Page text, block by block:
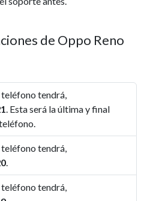
de Oppo Reno
tendrá,
. Esta será la última y final
tendrá,
.
tendrá,